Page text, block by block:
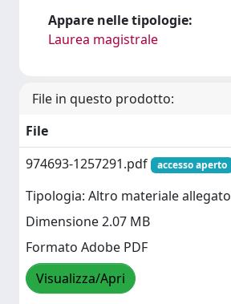
Appare nelle tipologie:
Laurea magistrale
File in questo prodotto:
File
974693-1257291.pdf
accesso aperto
Tipologia: Altro materiale allegato
Dimensione 2.07 MB
Formato Adobe PDF
Visualizza/Apri